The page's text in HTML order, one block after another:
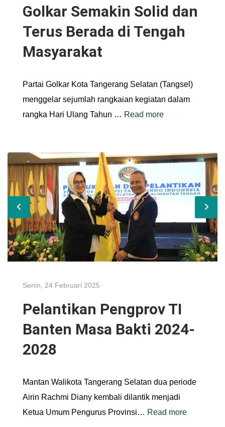
Golkar Semakin Solid dan
Terus Berada di Tengah
Masyarakat
Partai Golkar Kota Tangerang Selatan (Tangsel)
menggelar sejumlah rangkaian kegiatan dalam
rangka Hari Ulang Tahun … Read more
Senin, 24 Februari 2025
Pelantikan Pengprov TI
Banten Masa Bakti 2024-
2028
Mantan Walikota Tangerang Selatan dua periode
Airin Rachmi Diany kembali dilantik menjadi
Ketua Umum Pengurus Provinsi… Read more